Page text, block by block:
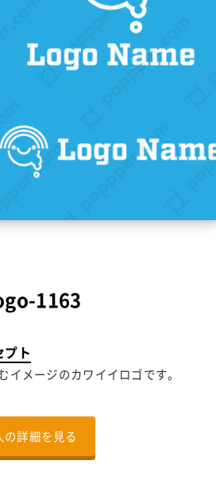
1163
プト
メージのカワイイロゴです。
詳細を見る